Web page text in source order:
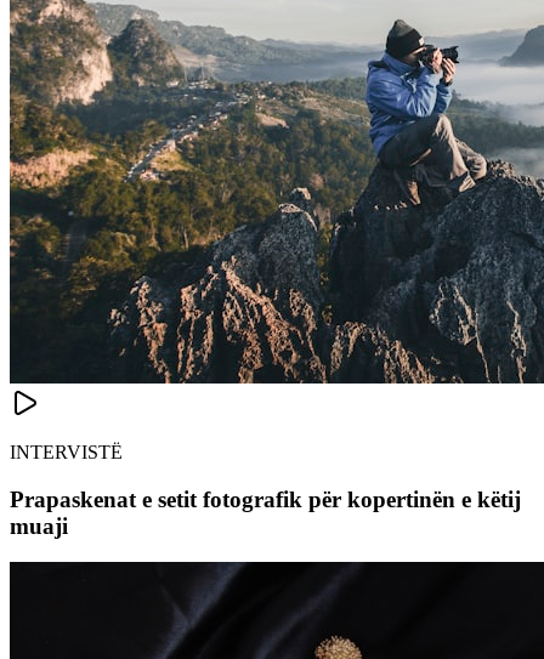
INTERVISTË
Prapaskenat e setit fotografik për kopertinën e këtij
muaji